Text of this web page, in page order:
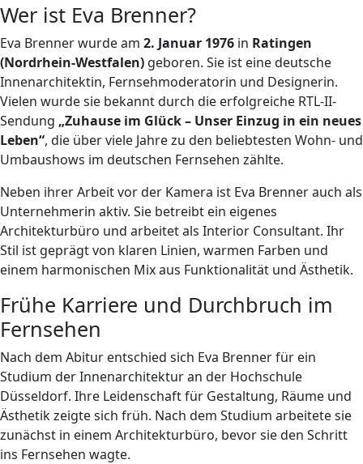
Wer ist Eva Brenner?
Eva Brenner wurde am 2. Januar 1976 in Ratingen
(Nordrhein-Westfalen) geboren. Sie ist eine deutsche
Innenarchitektin, Fernsehmoderatorin und Designerin.
Vielen wurde sie bekannt durch die erfolgreiche RTL-II-
Sendung „Zuhause im Glück – Unser Einzug in ein neues
Leben“, die über viele Jahre zu den beliebtesten Wohn- und
Umbaushows im deutschen Fernsehen zählte.
Neben ihrer Arbeit vor der Kamera ist Eva Brenner auch als
Unternehmerin aktiv. Sie betreibt ein eigenes
Architekturbüro und arbeitet als Interior Consultant. Ihr
Stil ist geprägt von klaren Linien, warmen Farben und
einem harmonischen Mix aus Funktionalität und Ästhetik.
Frühe Karriere und Durchbruch im
Fernsehen
Nach dem Abitur entschied sich Eva Brenner für ein
Studium der Innenarchitektur an der Hochschule
Düsseldorf. Ihre Leidenschaft für Gestaltung, Räume und
Ästhetik zeigte sich früh. Nach dem Studium arbeitete sie
zunächst in einem Architekturbüro, bevor sie den Schritt
ins Fernsehen wagte.